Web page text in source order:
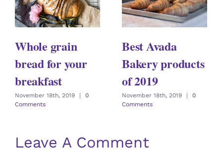
Whole grain
bread for your
breakfast
November 18th, 2019 |
0
Comments
Best Avada
Bakery products
of 2019
November 18th, 2019 |
0
Comments
Leave A Comment